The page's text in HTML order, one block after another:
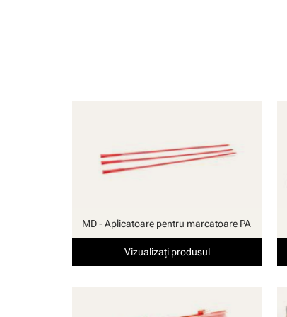
MD - Aplicatoare pentru marcatoare PA
Vizualizați produsul